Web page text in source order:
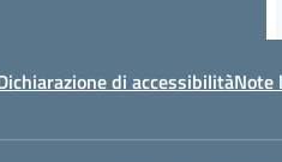
di accessibilitàNote